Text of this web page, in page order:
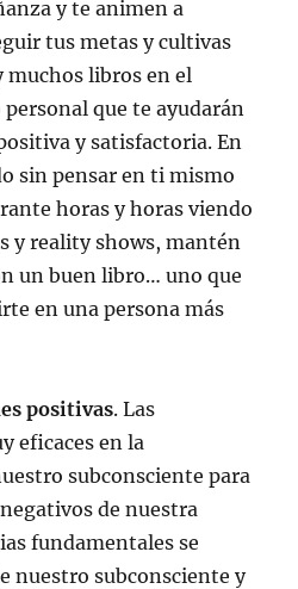
y te animen a
tus metas y cultivas
muchos libros en el
que te ayudarán
y satisfactoria. En
sin pensar en ti mismo
horas y horas viendo
y reality shows, mantén
un buen libro… uno que
en una persona más
positivas. Las
eficaces en la
subconsciente para
de nuestra
fundamentales se
nuestro subconsciente y